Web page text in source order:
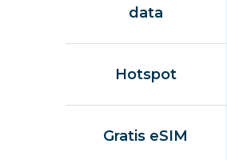
data
Hotspot
Gratis eSIM